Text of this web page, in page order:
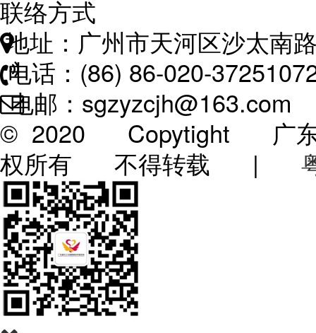
联络方式
地址：广州市天河区沙太南
电话：(86) 86-020-
电邮：sgzyzcjh@163.com
© 2020 Copytight 广东
权所有 不得转载 |